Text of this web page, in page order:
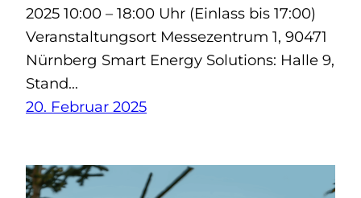
2025 10:00 – 18:00 Uhr (Einlass bis 17:00)
Veranstaltungsort Messezentrum 1, 90471
Nürnberg Smart Energy Solutions: Halle 9,
Stand…
20. Februar 2025